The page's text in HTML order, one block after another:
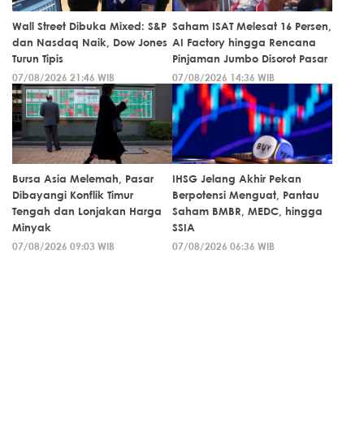
Wall Street Dibuka Mixed: S&P
dan Nasdaq Naik, Dow Jones
Turun Tipis
07/08/2026 21:46 WIB
Saham ISAT Melesat 16 Persen,
AI Factory hingga Rencana
Pinjaman Jumbo Disorot Pasar
07/08/2026 14:36 WIB
Bursa Asia Melemah, Pasar
Dibayangi Konflik Timur
Tengah dan Lonjakan Harga
Minyak
07/08/2026 09:03 WIB
IHSG Jelang Akhir Pekan
Berpotensi Menguat, Pantau
Saham BMBR, MEDC, hingga
SSIA
07/08/2026 06:36 WIB